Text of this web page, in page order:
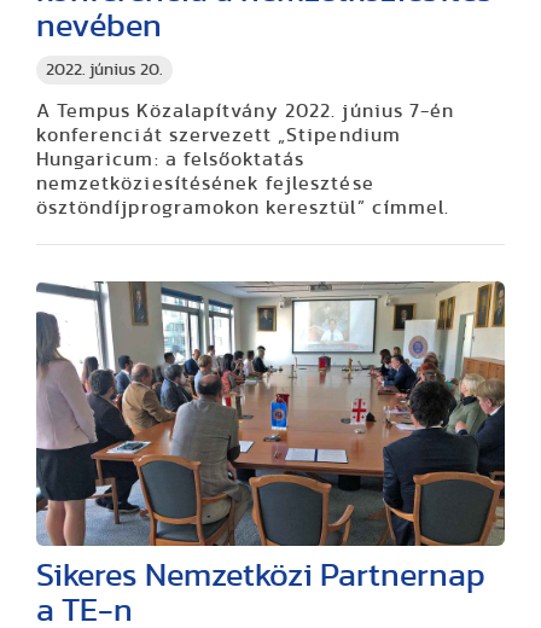
2022. június 20.
nevében
A Tempus Közalapítvány 2022. június 7-én
konferenciát szervezett „Stipendium
Hungaricum: a felsőoktatás
nemzetköziesítésének fejlesztése
ösztöndíjprogramokon keresztül” címmel.
Sikeres Nemzetközi Partnernap
a TE-n